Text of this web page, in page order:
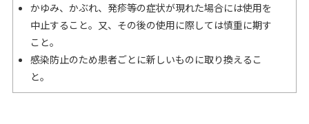
かゆみ、かぶれ、発疹等の症状が現れた場合には使用を
中止すること。又、その後の使用に際しては慎重に期す
こと。
感染防止のため患者ごとに新しいものに取り換えるこ
と。